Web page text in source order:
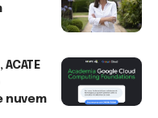
nuvem